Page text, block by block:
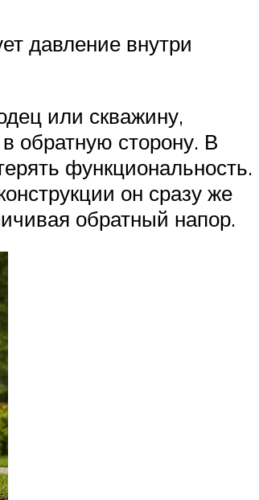
давление внутри
или скважину,
обратную сторону. В
функциональность.
он сразу же
обратный напор.